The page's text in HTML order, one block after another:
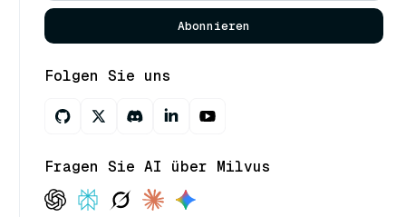
Abonnieren
Folgen Sie uns
Fragen Sie AI über Milvus